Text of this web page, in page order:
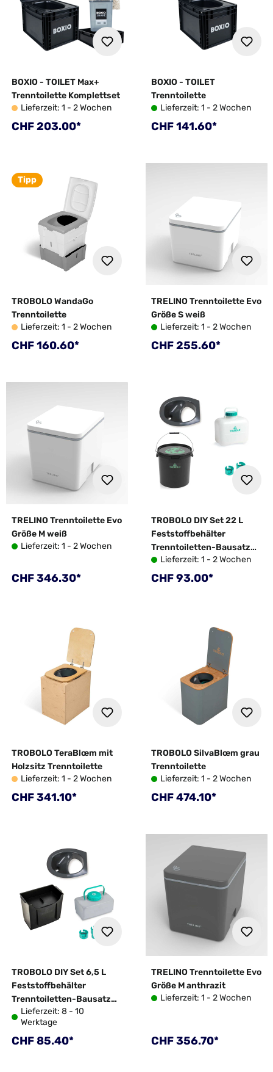
BOXIO - TOILET Max+
Trenntoilette Komplettset
Lieferzeit: 1 - 2 Wochen
Regulärer Preis:
CHF 203.00*
BOXIO - TOILET
Trenntoilette
Lieferzeit: 1 - 2 Wochen
Regulärer Preis:
CHF 141.60*
Tipp
TROBOLO WandaGo
Trenntoilette
Lieferzeit: 1 - 2 Wochen
Regulärer Preis:
CHF 160.60*
TRELINO Trenntoilette Evo
Größe S weiß
Lieferzeit: 1 - 2 Wochen
Regulärer Preis:
CHF 255.60*
TRELINO Trenntoilette Evo
Größe M weiß
Lieferzeit: 1 - 2 Wochen
Regulärer Preis:
CHF 346.30*
TROBOLO DIY Set 22 L
Feststoffbehälter
Trenntoiletten-Bausatz
grauLieferzeit: 1 - 2 Wochen
Regulärer Preis:
CHF 93.00*
TROBOLO TeraBlœm mit
Holzsitz Trenntoilette
Lieferzeit: 1 - 2 Wochen
Regulärer Preis:
CHF 341.10*
TROBOLO SilvaBlœm grau
Trenntoilette
Lieferzeit: 1 - 2 Wochen
Regulärer Preis:
CHF 474.10*
TROBOLO DIY Set 6,5 L
Feststoffbehälter
Trenntoiletten-Bausatz
grauLieferzeit: 8 - 10
Werktage
Regulärer Preis:
CHF 85.40*
TRELINO Trenntoilette Evo
Größe M anthrazit
Lieferzeit: 1 - 2 Wochen
Regulärer Preis:
CHF 356.70*